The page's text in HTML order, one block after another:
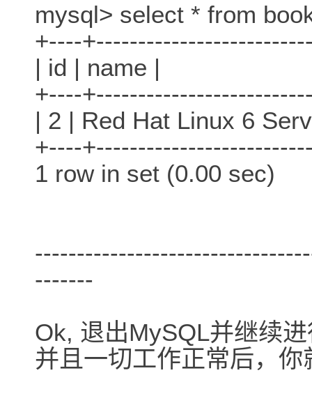
mysql> select * from
+----
| id | name |
+----
| 2 | Red Hat Linux 6
+----
1 row in set (0.00 sec)
-------
Ok, 退出MySQL并继续
并且一切工作正常后，